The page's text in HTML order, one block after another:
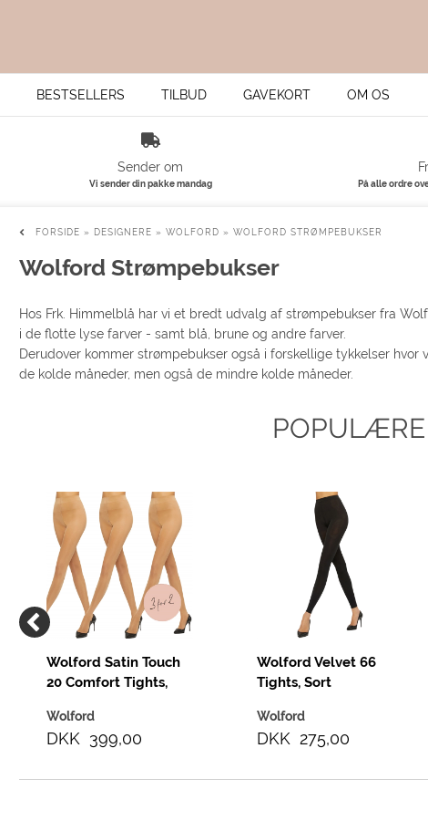
BESTSELLERS TILBUD GAVEKORT OM OS
Sender om
Vi sender din pakke mandag På alle ordre
FORSIDE » DESIGNERE » WOLFORD » WOLFORD STRØMPEBUKSER
Wolford Strømpebukser
Hos Frk. Himmelblå har vi et bredt udvalg af strømpebukser fra
i de flotte lyse farver - samt blå, brune og andre farver.
Derudover kommer strømpebukser også i forskellige tykkelser
de kolde måneder, men også de mindre kolde måneder.
POPULÆRE
Wolford Satin Touch
20 Comfort Tights,
Wolford
DKK 399,00
Wolford Velvet 66
Tights, Sort
Wolford
DKK 275,00